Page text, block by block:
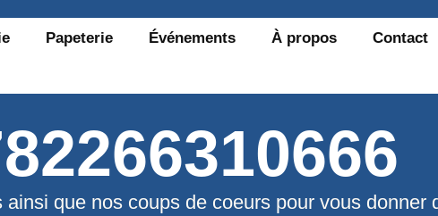
Papeterie Événements À propos Contact
que nos coups de coeurs pour vous donner